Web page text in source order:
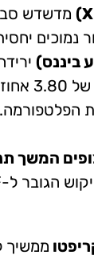
נמוכים
דולר,
הפלטפורמה.
המשך
ממשיך